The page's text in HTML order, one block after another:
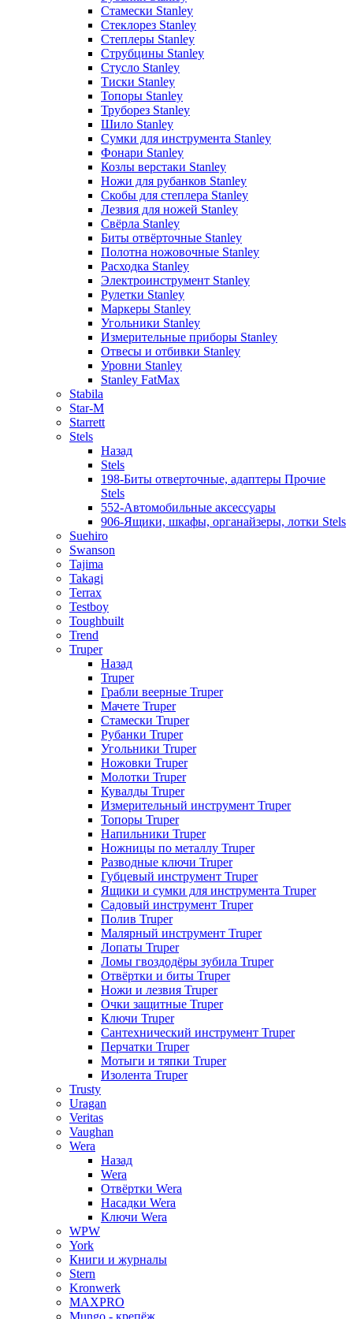
Стамески Stanley
Стеклорез Stanley
Степлеры Stanley
Струбцины Stanley
Стусло Stanley
Тиски Stanley
Топоры Stanley
Труборез Stanley
Шило Stanley
Сумки для инструмента Stanley
Фонари Stanley
Козлы верстаки Stanley
Ножи для рубанков Stanley
Скобы для степлера Stanley
Лезвия для ножей Stanley
Свёрла Stanley
Биты отвёрточные Stanley
Полотна ножовочные Stanley
Расходка Stanley
Электроинструмент Stanley
Рулетки Stanley
Маркеры Stanley
Угольники Stanley
Измерительные приборы Stanley
Отвесы и отбивки Stanley
Уровни Stanley
Stanley FatMax
Stabila
Star-M
Starrett
Stels
Назад
Stels
198-Биты отверточные, адаптеры Прочие
Stels
552-Автомобильные аксессуары
906-Ящики, шкафы, органайзеры, лотки Stels
Suehiro
Swanson
Tajima
Takagi
Terrax
Testboy
Toughbuilt
Trend
Truper
Назад
Truper
Грабли веерные Truper
Мачете Truper
Стамески Truper
Рубанки Truper
Угольники Truper
Ножовки Truper
Молотки Truper
Кувалды Truper
Измерительный инструмент Truper
Топоры Truper
Напильники Truper
Ножницы по металлу Truper
Разводные ключи Truper
Губцевый инструмент Truper
Ящики и сумки для инструмента Truper
Садовый инструмент Truper
Полив Truper
Малярный инструмент Truper
Лопаты Truper
Ломы гвоздодёры зубила Truper
Отвёртки и биты Truper
Ножи и лезвия Truper
Очки защитные Truper
Ключи Truper
Сантехнический инструмент Truper
Перчатки Truper
Мотыги и тяпки Truper
Изолента Truper
Trusty
Uragan
Veritas
Vaughan
Wera
Назад
Wera
Отвёртки Wera
Насадки Wera
Ключи Wera
WPW
York
Книги и журналы
Stern
Kronwerk
MAXPRO
Mungo - крепёж